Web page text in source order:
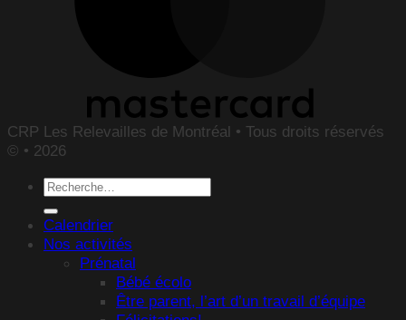
CRP Les Relevailles de Montréal • Tous droits réservés
© • 2026
Recherche
Calendrier
Nos activités
Prénatal
Bébé écolo
Être parent, l’art d’un travail d’équipe